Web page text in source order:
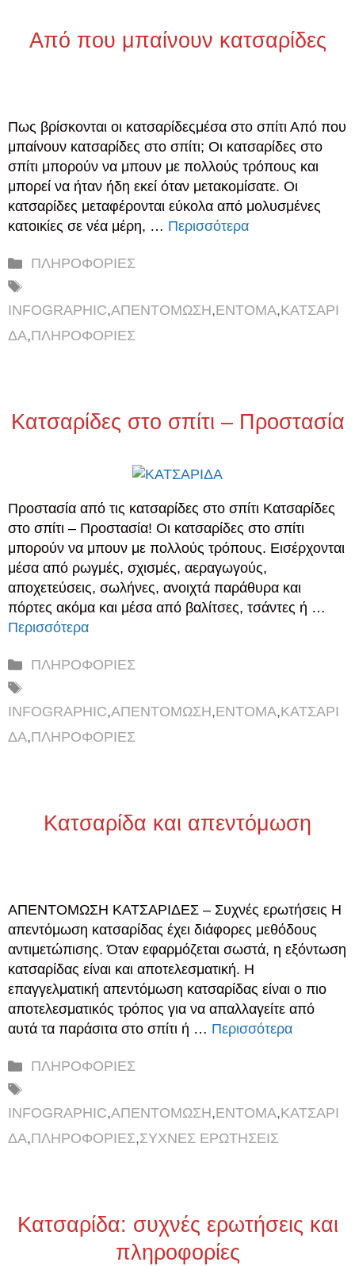
Από που μπαίνουν κατσαρίδες
Πως βρίσκονται οι κατσαρίδεςμέσα στο σπίτι Από που
μπαίνουν κατσαρίδες στο σπίτι; Οι κατσαρίδες στο
σπίτι μπορούν να μπουν με πολλούς τρόπους και
μπορεί να ήταν ήδη εκεί όταν μετακομίσατε. Οι
κατσαρίδες μεταφέρονται εύκολα από μολυσμένες
κατοικίες σε νέα μέρη, … Περισσότερα
Κατηγορίες
ΠΛΗΡΟΦΟΡΙΕΣ
INFOGRAPHIC,ΑΠΕΝΤΟΜΩΣΗ,ΕΝΤΟΜΑ,ΚΑΤΣΑΡΙ
ΔΑ,ΠΛΗΡΟΦΟΡΙΕΣ
Κατσαρίδες στο σπίτι – Προστασία
Προστασία από τις κατσαρίδες στο σπίτι Κατσαρίδες
στο σπίτι – Προστασία! Οι κατσαρίδες στο σπίτι
μπορούν να μπουν με πολλούς τρόπους. Εισέρχονται
μέσα από ρωγμές, σχισμές, αεραγωγούς,
αποχετεύσεις, σωλήνες, ανοιχτά παράθυρα και
πόρτες ακόμα και μέσα από βαλίτσες, τσάντες ή …
Περισσότερα
Κατηγορίες
ΠΛΗΡΟΦΟΡΙΕΣ
INFOGRAPHIC,ΑΠΕΝΤΟΜΩΣΗ,ΕΝΤΟΜΑ,ΚΑΤΣΑΡΙ
ΔΑ,ΠΛΗΡΟΦΟΡΙΕΣ
Κατσαρίδα και απεντόμωση
ΑΠΕΝΤΟΜΩΣΗ ΚΑΤΣΑΡΙΔΕΣ – Συχνές ερωτήσεις H
απεντόμωση κατσαρίδας έχει διάφορες μεθόδους
αντιμετώπισης. Όταν εφαρμόζεται σωστά, η εξόντωση
κατσαρίδας είναι και αποτελεσματική. Η
επαγγελματική απεντόμωση κατσαρίδας είναι ο πιο
αποτελεσματικός τρόπος για να απαλλαγείτε από
αυτά τα παράσιτα στο σπίτι ή … Περισσότερα
Κατηγορίες
ΠΛΗΡΟΦΟΡΙΕΣ
INFOGRAPHIC,ΑΠΕΝΤΟΜΩΣΗ,ΕΝΤΟΜΑ,ΚΑΤΣΑΡΙ
ΔΑ,ΠΛΗΡΟΦΟΡΙΕΣ,ΣΥΧΝΕΣ ΕΡΩΤΗΣΕΙΣ
Κατσαρίδα: συχνές ερωτήσεις και
πληροφορίες